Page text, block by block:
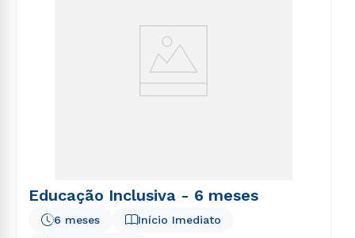
Educação Inclusiva - 6 meses
Início Imediato
6 meses